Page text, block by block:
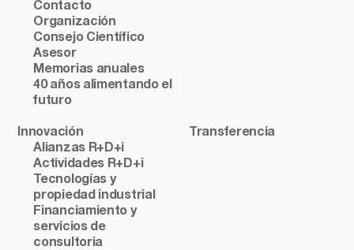
Contacto
Organización
Consejo Científico
Asesor
Memorias anuales
40 años alimentando el
futuro
Innovación
Alianzas R+D+i
Actividades R+D+i
Tecnologías y
propiedad industrial
Financiamiento y
servicios de
consultoria
Transferencia